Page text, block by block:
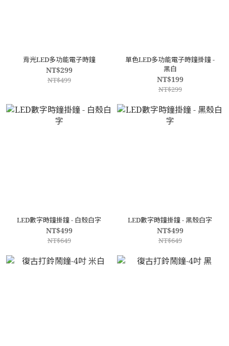
背光LED多功能電子時鐘
NT$299
NT$499
單色LED多功能電子時鐘掛鐘 -
黑白
NT$199
NT$299
LED數字時鐘掛鐘 - 白殼白字
NT$499
NT$649
LED數字時鐘掛鐘 - 黑殼白字
NT$499
NT$649